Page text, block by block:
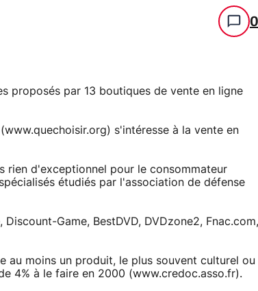
0
proposés par 13 boutiques de vente en ligne
s'intéresse à la vente en
rien d'exceptionnel pour le consommateur
étudiés par l'association de défense
Game, BestDVD, DVDzone2, Fnac.com,
au moins un produit, le plus souvent culturel ou
4% à le faire en 2000 (www.credoc.asso.fr).